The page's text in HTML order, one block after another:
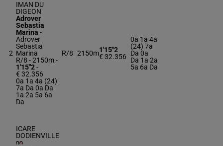
2
IMAN DU
DIGEON
Adrover
Sebastia
Marina -
Adrover
Sebastia
Marina
R/8 - 2150m-
1'15"2-
€ 32.356
0a 1a 4a (24)
7a Da 0a Da
1a 2a 5a 6a
Da
R/8 2150m1'15"2
€ 32.356
0a 1a 4a
(24) 7a
Da 0a
Da 1a 2a
5a 6a Da
ICARE
DODIENVILLE